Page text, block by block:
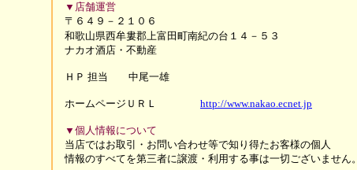
▼店舗運営
〒６４９－２１０６
和歌山県西牟婁郡上富田町南紀の台１４－５３
ナカオ酒店・不動産
ＨＰ 担当 中尾一雄
ホームページＵＲＬ http://www.nakao.ecnet.jp
▼個人情報について
当店ではお取引・お問い合わせ等で知り得たお客様の個人
情報のすべてを第三者に譲渡・利用する事は一切ございません。